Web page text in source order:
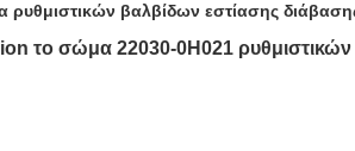
ρυθμιστικών βαλβίδων εστίασης
το σώμα 22030-0H021